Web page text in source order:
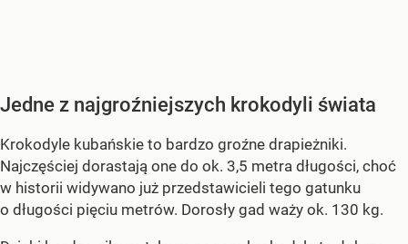
Jedne z najgroźniejszych krokodyli świata
Krokodyle kubańskie to bardzo groźne drapieżniki.
Najczęściej dorastają one do ok. 3,5 metra długości, choć
w historii widywano już przedstawicieli tego gatunku
o długości pięciu metrów. Dorosły gad waży ok. 130 kg.